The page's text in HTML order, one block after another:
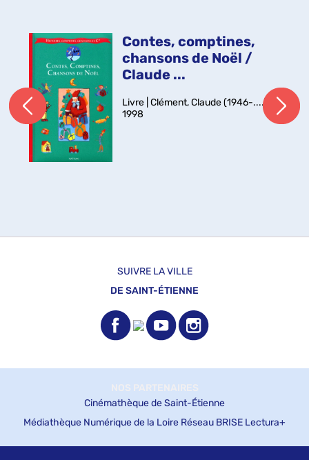
Contes, comptines,
chansons de Noël /
Claude ...
Livre | Clément, Claude (1946-....) |
1998
SUIVRE LA VILLE
DE SAINT-ÉTIENNE
NOS PARTENAIRES
Cinémathèque de Saint-Étienne
Médiathèque Numérique de la Loire Réseau BRISE Lectura+